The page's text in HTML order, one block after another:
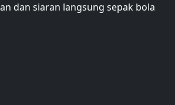
dan siaran langsung sepak bola